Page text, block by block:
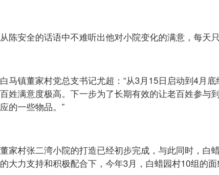
从陈安全的话语中不难听出他对小院变化的满意，每
白马镇董家村党总支书记尤超：“从3月15日启动到4月
百姓满意度极高。下一步为了长期有效的让老百姓参与
应的一些物品。”
董家村张二湾小院的打造已经初步完成，与此同时，白
的大力支持和积极配合下，今年3月，白蜡园村10组的